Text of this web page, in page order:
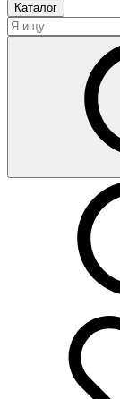
Каталог